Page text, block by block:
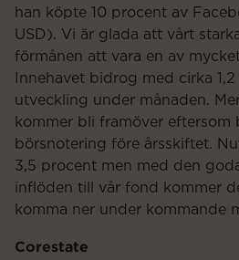
han köpte 10 procent av
USD). Vi är glada att vårt
förmånen att vara en av
Innehavet bidrog med cirka
utveckling under månaden.
kommer bli framöver eftersom
börsnotering före årsskiftet.
3,5 procent men med den
inflöden till vår fond kommer
komma ner under kommande
Corestate